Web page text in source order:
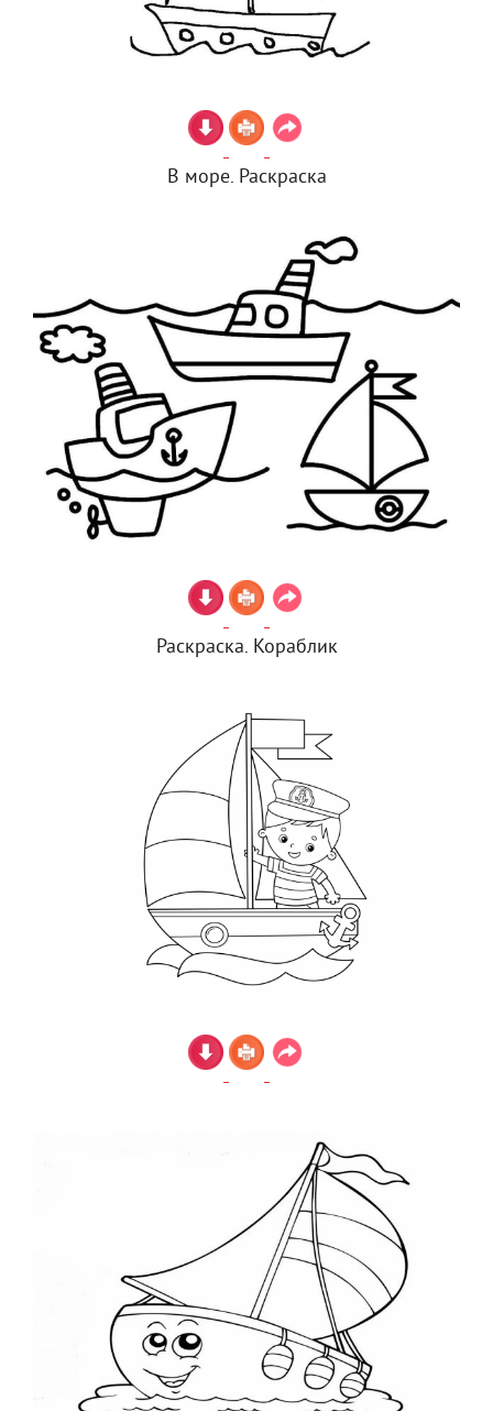
В море. Раскраска
Раскраска. Кораблик